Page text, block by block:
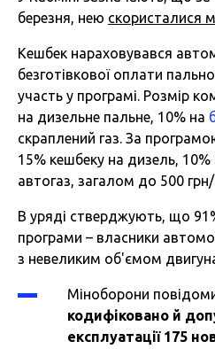
березня, нею скористалися
Кешбек нараховувався
безготівкової оплати
участь у програмі. Розмір
на дизельне пальне, 10% на
скраплений газ. За
15% кешбеку на дизель, 10%
автогаз, загалом до 500
В уряді стверджують, що
програми – власники
з невеликим об'ємом
Міноборони
кодифіковано й
експлуатації 175